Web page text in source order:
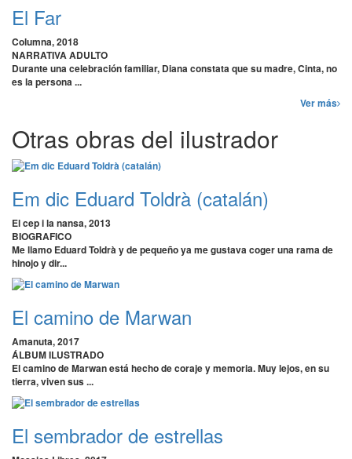
El Far
Columna, 2018
NARRATIVA ADULTO
Durante una celebración familiar, Diana constata que su madre, Cinta, no
es la persona ...
Ver más
Otras obras del ilustrador
Em dic Eduard Toldrà (catalán)
El cep i la nansa, 2013
BIOGRAFICO
Me llamo Eduard Toldrà y de pequeño ya me gustava coger una rama de
hinojo y dir...
El camino de Marwan
Amanuta, 2017
ÁLBUM ILUSTRADO
El camino de Marwan está hecho de coraje y memoria. Muy lejos, en su
tierra, viven sus ...
El sembrador de estrellas